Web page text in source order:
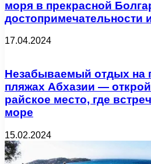
моря в прекрасной
достопримечательности
17.04.2024
Незабываемый отдых на
пляжах Абхазии —
райское место, где
море
15.02.2024